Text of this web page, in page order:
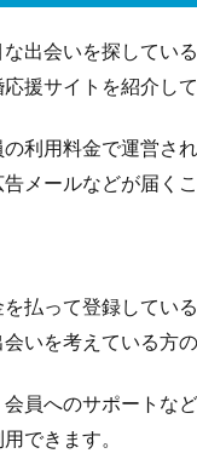
出会いを探してい
援サイトを紹介して
利用料金で運営さ
メールなどが届く
払って登録してい
いを考えている方
員へのサポートな
できます。